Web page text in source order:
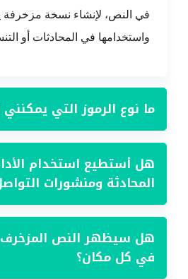
في النص، لإنشاء نسخة مزخرفة
واستخدامها في المحادثات أو
ما نوع الرموز التي يمكنني
هل أستطيع استخدام
المحادثة ومنشورات
هل سيظهر النص
في كل مكان؟